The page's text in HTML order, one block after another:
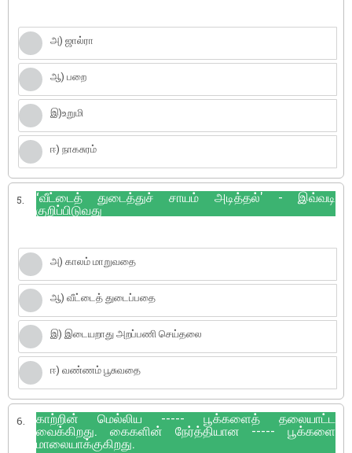
அ) ஜால்ரா
ஆ) பறை
இ)உறுமி
ஈ) நாகசுரம்
5. ‘வீட்டைத் துடைத்துச் சாயம் அடித்தல்' - இவ்வடி
குறிப்பிடுவது
அ) காலம் மாறுவதை
ஆ) வீட்டைத் துடைப்பதை
இ) இடையறாது அறப்பணி செய்தலை
ஈ) வண்ணம் பூசுவதை
6. காற்றின் மெல்லிய ----- பூக்களைத் தலையாட்ட
வைக்கிறது. கைகளின் நேர்த்தியான ----- பூக்களை
மாலையாக்குகிறது.